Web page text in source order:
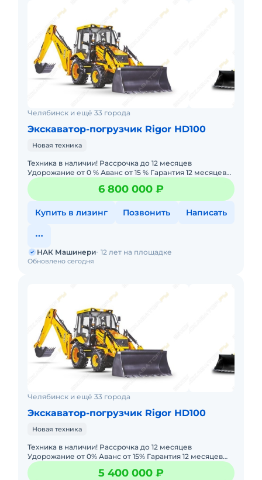
Челябинск и ещё 33 города
Экскаватор-погрузчик Rigor HD100
Новая техника
Техника в наличии! Рассрочка до 12 месяцев
Удорожание от 0 % Аванс от 15 % Гарантия 12 месяцев
или 2000 моточасов. Лизинг с авансом 0% —
минимальный пакет6 800 000 ₽
Купить в лизинг Позвонить Написать
Обновлено сегодня
НАК Машинери 12 лет на площадке
Челябинск и ещё 33 города
Экскаватор-погрузчик Rigor HD100
Новая техника
Техника в наличии! Рассрочка до 12 месяцев
Удорожание от 0% Аванс от 15% Гарантия 12 месяцев
или 2000 моточасов. Лизинг с авансом 0% —
минимальный пакет д5 400 000 ₽